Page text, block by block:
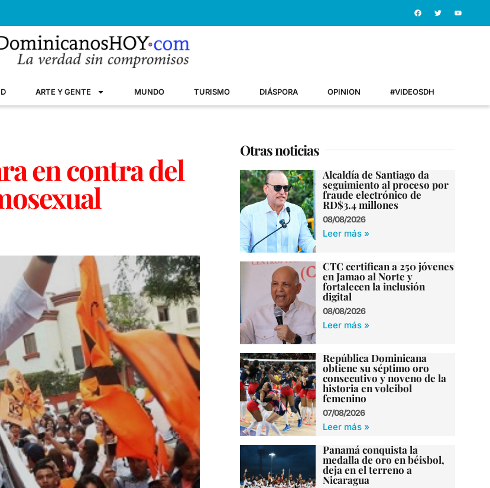
ARTE Y GENTE MUNDO TURISMO DIÁSPORA OPINION #VIDEOSDH
en contra del
Otras noticias
Alcaldía de Santiago da
seguimiento al proceso por
fraude electrónico de
RD$3.4 millones
08/08/2026
Leer más »
CTC certifican a 250 jóvenes
en Jamao al Norte y
fortalecen la inclusión
digital
08/08/2026
Leer más »
República Dominicana
obtiene su séptimo oro
consecutivo y noveno de la
historia en voleibol
femenino
07/08/2026
Leer más »
Panamá conquista la
medalla de oro en béisbol,
deja en el terreno a
Nicaragua